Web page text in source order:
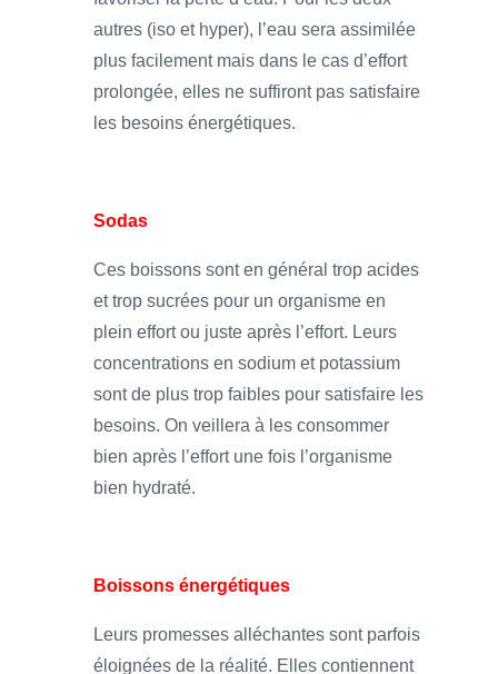
autres (iso et hyper), l’eau sera assimilée
plus facilement mais dans le cas d’effort
prolongée, elles ne suffiront pas satisfaire
les besoins énergétiques.
Sodas
Ces boissons sont en général trop acides
et trop sucrées pour un organisme en
plein effort ou juste après l’effort. Leurs
concentrations en sodium et potassium
sont de plus trop faibles pour satisfaire les
besoins. On veillera à les consommer
bien après l’effort une fois l’organisme
bien hydraté.
Boissons énergétiques
Leurs promesses alléchantes sont parfois
éloignées de la réalité. Elles contiennent